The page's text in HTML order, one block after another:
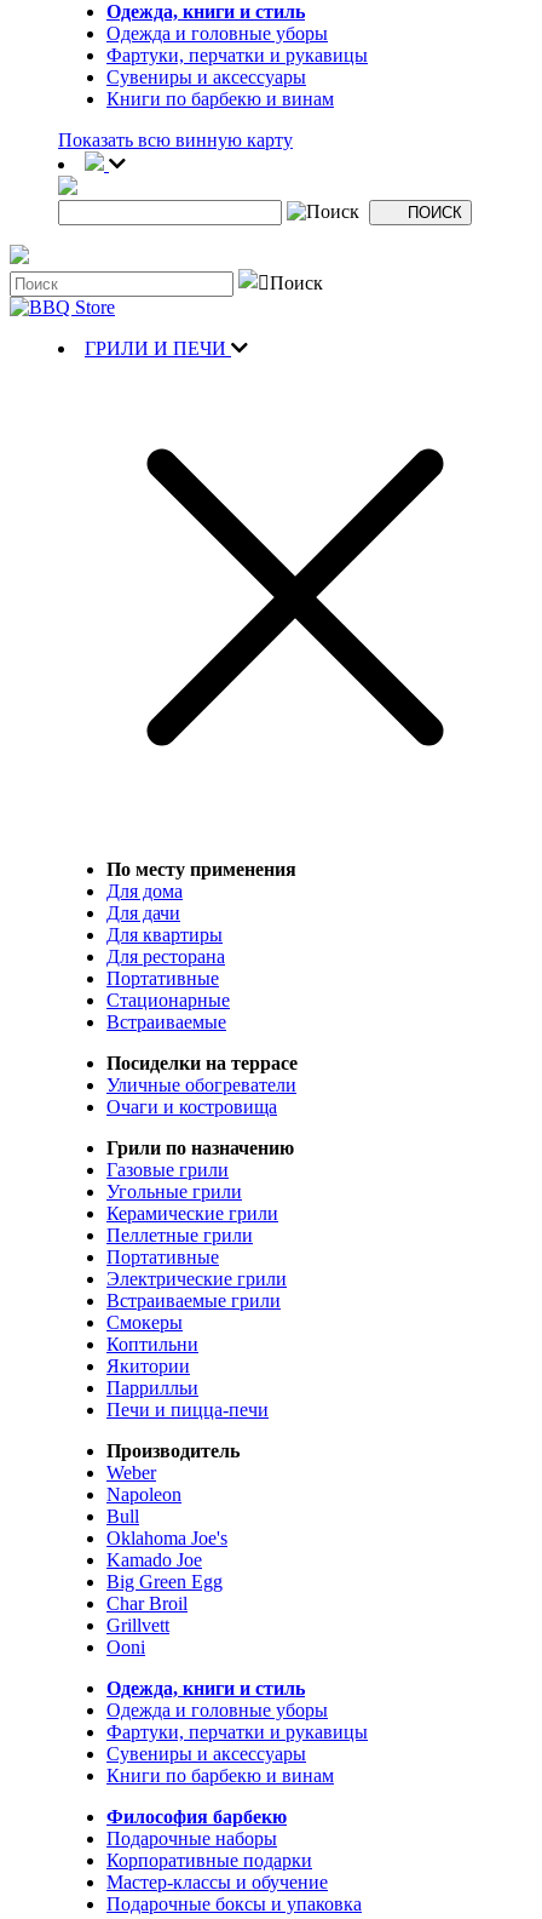
Одежда, книги и стиль
Одежда и головные уборы
Фартуки, перчатки и рукавицы
Сувениры и аксессуары
Книги по барбекю и винам
Показать всю винную карту
ГРИЛИ И ПЕЧИ
По месту применения
Для дома
Для дачи
Для квартиры
Для ресторана
Портативные
Стационарные
Встраиваемые
Посиделки на террасе
Уличные обогреватели
Очаги и костровища
Грили по назначению
Газовые грили
Угольные грили
Керамические грили
Пеллетные грили
Портативные
Электрические грили
Встраиваемые грили
Смокеры
Коптильни
Якитории
Паррилльи
Печи и пицца-печи
Производитель
Weber
Napoleon
Bull
Oklahoma Joe's
Kamado Joe
Big Green Egg
Char Broil
Grillvett
Ooni
Одежда, книги и стиль
Одежда и головные уборы
Фартуки, перчатки и рукавицы
Сувениры и аксессуары
Книги по барбекю и винам
Философия барбекю
Подарочные наборы
Корпоративные подарки
Мастер-классы и обучение
Подарочные боксы и упаковка